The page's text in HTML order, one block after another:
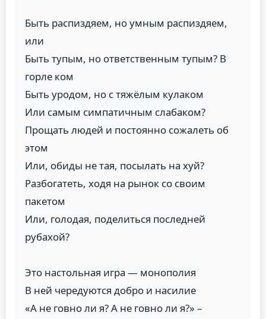
Быть распиздяем, но умным распиздяем,
или
Быть тупым, но ответственным тупым? В
горле ком
Быть уродом, но с тяжёлым кулаком
Или самым симпатичным слабаком?
Прощать людей и постоянно сожалеть об
этом
Или, обиды не тая, посылать на хуй?
Разбогатеть, ходя на рынок со своим
пакетом
Или, голодая, поделиться последней
рубахой?
Это настольная игра — монополия
В ней чередуются добро и насилие
«А не говно ли я? А не говно ли я?» –